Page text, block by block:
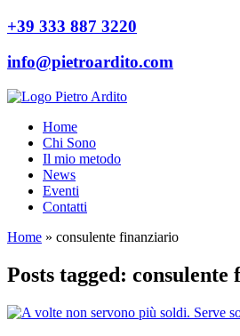
+39 333 887 3220
info@pietroardito.com
Home
Chi Sono
Il mio metodo
News
Eventi
Contatti
Home » consulente finanziario
Posts tagged: